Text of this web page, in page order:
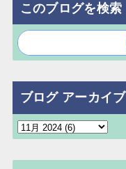
このブログを検索
ブログ アーカイブ